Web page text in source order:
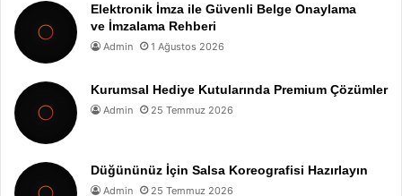
Elektronik İmza ile Güvenli Belge Onaylama
ve İmzalama Rehberi
Admin 1 Ağustos 2026
Kurumsal Hediye Kutularında Premium Çözümler
Admin 25 Temmuz 2026
Düğününüz İçin Salsa Koreografisi Hazırlayın
Admin 25 Temmuz 2026